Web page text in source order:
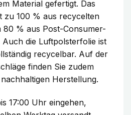
Material gefertigt. Das
zu 100 % aus recycelten
80 % aus Post-Consumer-
die Luftpolsterfolie ist
recycelbar. Auf der
finden Sie zudem
Herstellung.
17:00 Uhr eingehen,